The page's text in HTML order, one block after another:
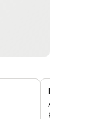
Perto do
Acesse o
para quem